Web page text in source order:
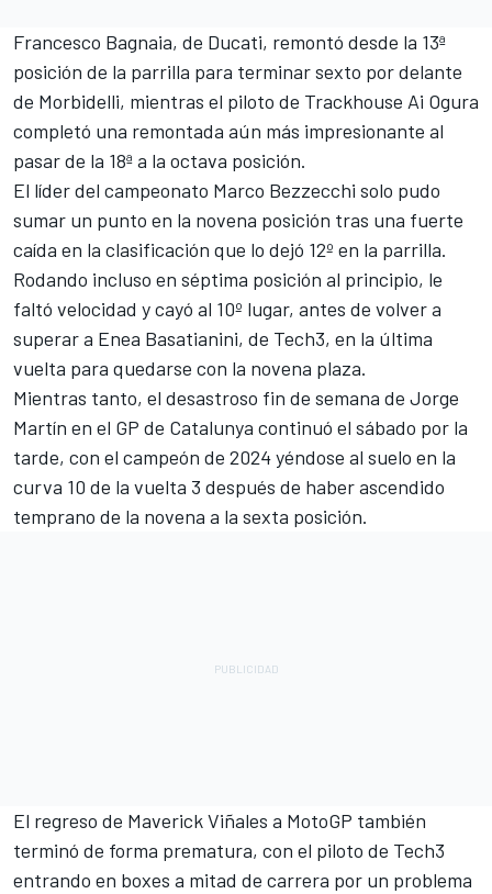
Francesco Bagnaia, de Ducati, remontó desde la 13ª
posición de la parrilla para terminar sexto por delante
de Morbidelli, mientras el piloto de Trackhouse Ai Ogura
completó una remontada aún más impresionante al
pasar de la 18ª a la octava posición.
El líder del campeonato Marco Bezzecchi solo pudo
sumar un punto en la novena posición tras una fuerte
caída en la clasificación que lo dejó 12º en la parrilla.
Rodando incluso en séptima posición al principio, le
faltó velocidad y cayó al 10º lugar, antes de volver a
superar a Enea Basatianini, de Tech3, en la última
vuelta para quedarse con la novena plaza.
Mientras tanto, el desastroso fin de semana de Jorge
Martín en el GP de Catalunya continuó el sábado por la
tarde, con el campeón de 2024 yéndose al suelo en la
curva 10 de la vuelta 3 después de haber ascendido
temprano de la novena a la sexta posición.
El regreso de Maverick Viñales a MotoGP también
terminó de forma prematura, con el piloto de Tech3
entrando en boxes a mitad de carrera por un problema